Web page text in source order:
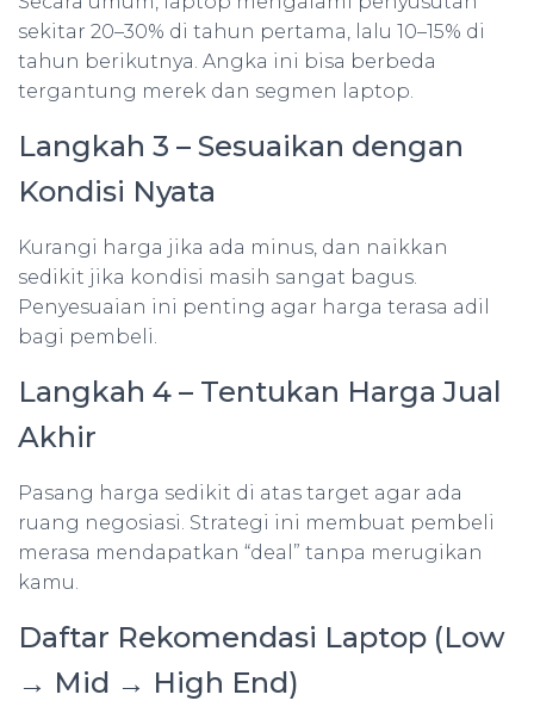
sekitar 20–30% di tahun pertama, lalu 10–15% di
tahun berikutnya. Angka ini bisa berbeda
tergantung merek dan segmen laptop.
Langkah 3 – Sesuaikan dengan
Kondisi Nyata
Kurangi harga jika ada minus, dan naikkan
sedikit jika kondisi masih sangat bagus.
Penyesuaian ini penting agar harga terasa adil
bagi pembeli.
Langkah 4 – Tentukan Harga Jual
Akhir
Pasang harga sedikit di atas target agar ada
ruang negosiasi. Strategi ini membuat pembeli
merasa mendapatkan “deal” tanpa merugikan
kamu.
Daftar Rekomendasi Laptop (Low
→ Mid → High End)